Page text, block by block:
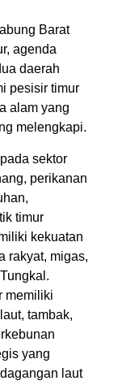
Barat
agenda
daerah
pesisir timur
alam yang
melengkapi.
sektor
perikanan
timur
kekuatan
rakyat, migas,
memiliki
tambak,
yang
laut